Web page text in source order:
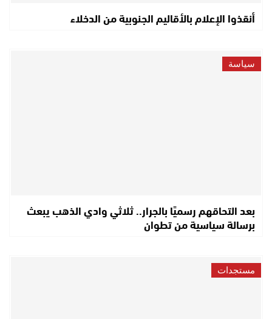
أنقذوا الإعلام بالأقاليم الجنوبية من الدخلاء
سياسة
بعد التحاقهم رسميًا بالجرار.. ثلاثي وادي الذهب يبعث
برسالة سياسية من تطوان
مستجدات